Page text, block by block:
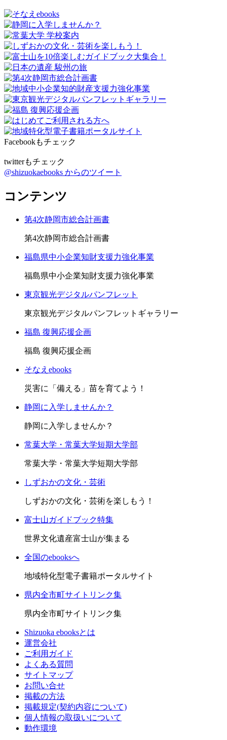
Facebookもチェック
twitterもチェック
@shizuokaebooks からのツイート
コンテンツ
第4次静岡市総合計画書
第4次静岡市総合計画書
福島県中小企業知財支援力強化事業
福島県中小企業知財支援力強化事業
東京観光デジタルパンフレット
東京観光デジタルパンフレットギャラリー
福島 復興応援企画
福島 復興応援企画
そなえebooks
災害に「備える」苗を育てよう！
静岡に入学しませんか？
静岡に入学しませんか？
常葉大学・常葉大学短期大学部
常葉大学・常葉大学短期大学部
しずおかの文化・芸術
しずおかの文化・芸術を楽しもう！
富士山ガイドブック特集
世界文化遺産富士山が集まる
全国のebooksへ
地域特化型電子書籍ポータルサイト
県内全市町サイトリンク集
県内全市町サイトリンク集
Shizuoka ebooksとは
運営会社
ご利用ガイド
よくある質問
サイトマップ
お問い合せ
掲載の方法
掲載規定(契約内容について)
個人情報の取扱いについて
動作環境